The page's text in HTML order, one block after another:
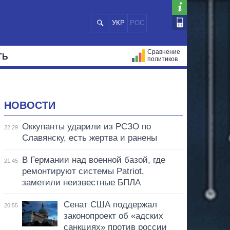
УКР РОС
Сравнение
политиков
НОВОСТИ
22:29
Оккупанты ударили из РСЗО по
Славянску, есть жертва и ранены
21:45
В Германии над военной базой, где
ремонтируют системы Patriot,
заметили неизвестные БПЛА
20:55
Сенат США поддержал
законопроект об «адских
санкциях» против россии